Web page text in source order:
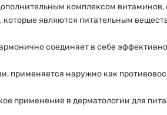
комплексом
являются питательным
соединяет в себе
применяется наружно как
применение в дерматологии для